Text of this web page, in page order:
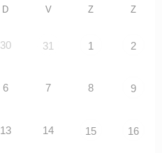
D V Z Z
30 31 1 2
6 7 8 9
13 14 15 16